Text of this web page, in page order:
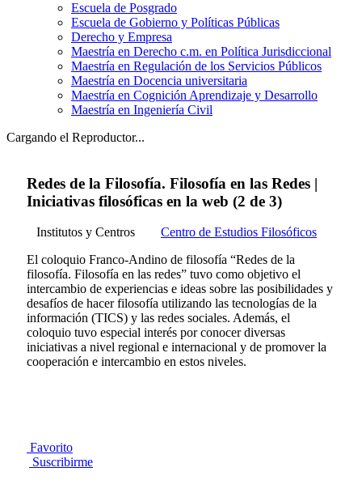
Escuela de Posgrado
Escuela de Gobierno y Políticas Públicas
Derecho y Empresa
Maestría en Derecho c.m. en Política Jurisdiccional
Maestría en Regulación de los Servicios Públicos
Maestría en Docencia universitaria
Maestría en Cognición Aprendizaje y Desarrollo
Maestría en Ingeniería Civil
Cargando el Reproductor...
Redes de la Filosofía. Filosofía en las Redes |
Iniciativas filosóficas en la web (2 de 3)
Institutos y Centros
Centro de Estudios Filosóficos
El coloquio Franco-Andino de filosofía “Redes de la
filosofía. Filosofía en las redes” tuvo como objetivo el
intercambio de experiencias e ideas sobre las posibilidades y
desafíos de hacer filosofía utilizando las tecnologías de la
información (TICS) y las redes sociales. Además, el
coloquio tuvo especial interés por conocer diversas
iniciativas a nivel regional e internacional y de promover la
cooperación e intercambio en estos niveles.
Favorito
Suscribirme